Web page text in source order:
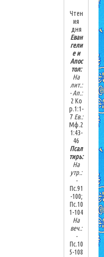
Чтен
ия
дня
Еван
гели
е и
Апос
тол:
На
лит.:
-Ап.:
2 Ко
р.1:1-
7Ев.:
Мф.2
1:43-
46
Псал
тирь:
На
утр.:
-
Пс.91
-100;
Пс.10
1-104
На
веч.:
-
Пс.10
5-108